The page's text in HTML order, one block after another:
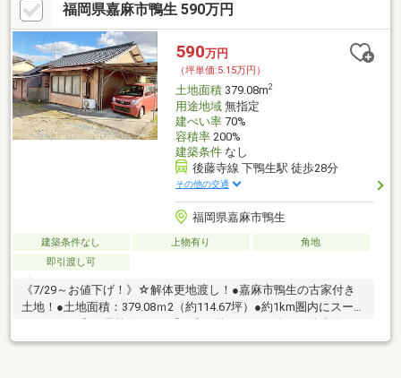
福岡県嘉麻市鴨生 590万円
590万円
（坪単価:5.15万円）
土地面積379.08m2
用途地域無指定
建ぺい率70%
容積率200%
建築条件なし
後藤寺線 下鴨生駅 徒歩28分
その他の交通
福岡県嘉麻市鴨生
建築条件なし 上物有り
角地
即引渡し可
《7/29～お値下げ！》☆解体更地渡し！●嘉麻市鴨生の古家付き
土地！●土地面積：379.08ｍ2（約114.67坪）●約1km圏内にスーパ
ー、銀行、郵便局等有り！●「鴨生口第一」バス停まで徒歩約8
分！